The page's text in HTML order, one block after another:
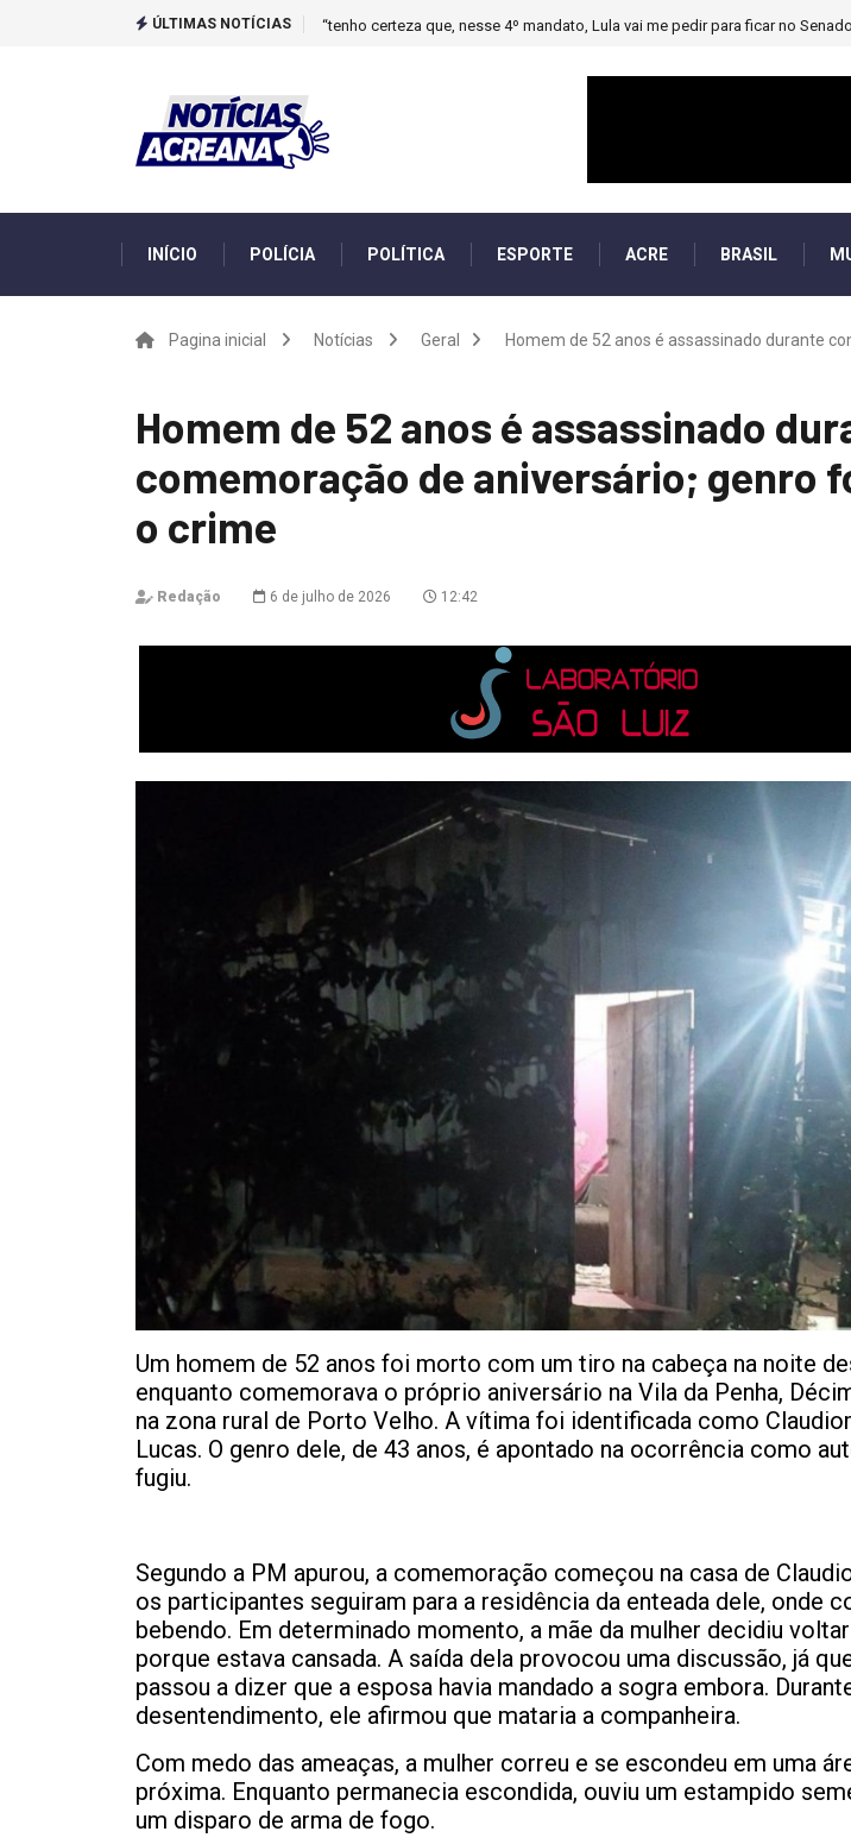
ÚLTIMAS NOTÍCIAS Novo boletim indica El Niño ‘muito forte’ diminuindo chuvas e provocando
INÍCIO POLÍCIA POLÍTICA ESPORTE ACRE BRASIL
Pagina inicial Notícias Geral Homem de 52 anos é assassinado durante
Homem de 52 anos é assassinado
comemoração de aniversário; genro
o crime
Redação 6 de julho de 2026 12:42
Um homem de 52 anos foi morto com um tiro na cabeça na noite
enquanto comemorava o próprio aniversário na Vila da Penha,
na zona rural de Porto Velho. A vítima foi identificada como
Lucas. O genro dele, de 43 anos, é apontado na ocorrência como
fugiu.
Segundo a PM apurou, a comemoração começou na casa de
os participantes seguiram para a residência da enteada dele, onde
bebendo. Em determinado momento, a mãe da mulher decidiu
porque estava cansada. A saída dela provocou uma discussão, já
passou a dizer que a esposa havia mandado a sogra embora.
desentendimento, ele afirmou que mataria a companheira.
Com medo das ameaças, a mulher correu e se escondeu em uma
próxima. Enquanto permanecia escondida, ouviu um estampido
um disparo de arma de fogo.